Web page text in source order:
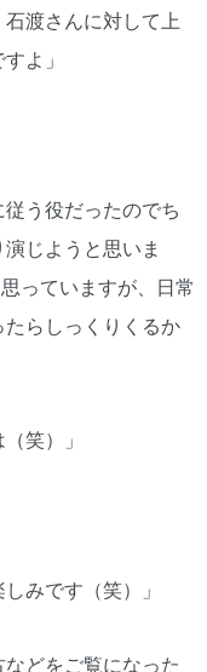
渡さんに対して上
よ」
う役だったのでち
じようと思いま
っていますが、日常
らしっくりくるか
笑）」
みです（笑）」
どをご覧になった